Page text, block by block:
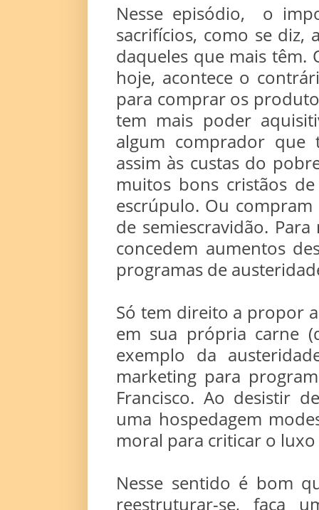
Nesse episódio, o
sacrifícios, como se
daqueles que mais têm.
hoje, acontece o
para comprar os
tem mais poder
algum comprador que
assim às custas do
muitos bons cristãos
escrúpulo. Ou
de semiescravidão.
concedem aumentos
programas de
Só tem direito a propor
em sua própria carne
exemplo da
marketing para
Francisco. Ao desistir
uma hospedagem
moral para criticar o
Nesse sentido é bom
reestruturar-se, faça